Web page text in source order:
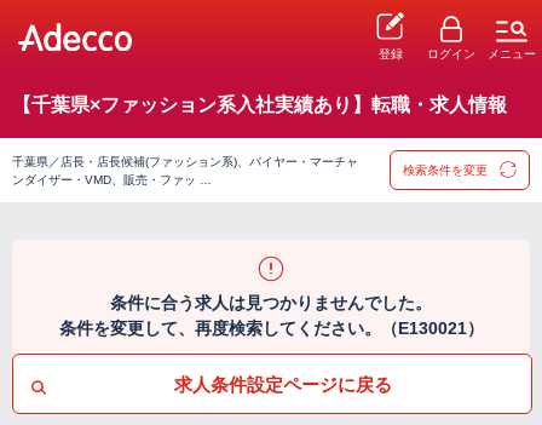
登録 ログイン メニュー
【千葉県×ファッション系入社実績あり】転職・求人情報
千葉県／店長・店長候補(ファッション系)、バイヤー・マーチャ
ンダイザー・VMD、販売・ファッ …
検索条件を変更
条件に合う求人は見つかりませんでした。
条件を変更して、再度検索してください。（E130021）
求人条件設定ページに戻る